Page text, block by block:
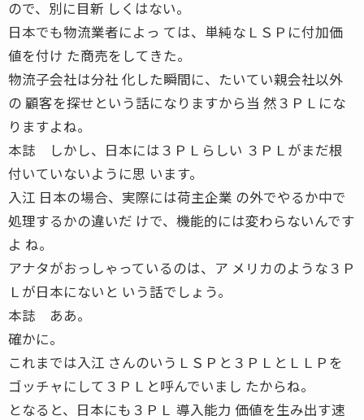
ので、別に目新 しくはない。
日本でも物流業者によっ ては、単純なＬＳＰに付加価
値を付け た商売をしてきた。
物流子会社は分社 化した瞬間に、たいてい親会社以外
の 顧客を探せという話になりますから当 然３ＰＬにな
りますよね。
本誌 しかし、日本には３ＰＬらしい ３ＰＬがまだ根
付いていないように思 います。
入江 日本の場合、実際には荷主企業 の外でやるか中で
処理するかの違いだ けで、機能的には変わらないんです
よ ね。
アナタがおっしゃっているのは、ア メリカのような３Ｐ
Ｌが日本にないと いう話でしょう。
本誌 ああ。
確かに。
これまでは入江 さんのいうＬＳＰと３ＰＬとＬＬＰを
ゴッチャにして３ＰＬと呼んでいまし たからね。
となると、日本にも３ＰＬ 導入能力 価値を生み出す速